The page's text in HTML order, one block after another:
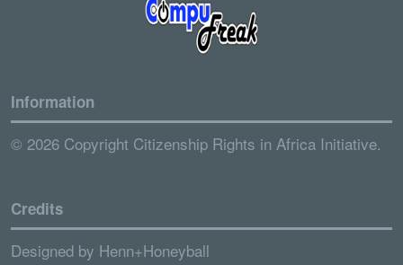
Information
© 2026 Copyright Citizenship Rights in Africa Initiative.
Credits
Designed by Henn+Honeyball